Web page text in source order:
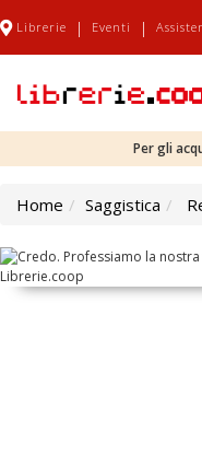
Librerie | Eventi |
Per gli
Home Saggistica